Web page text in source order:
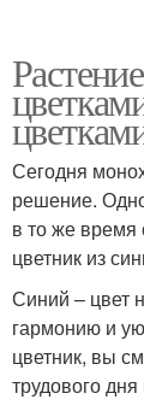
Сегодня
решение.
в то же
цветник из
Синий – цвет
гармонию и
цветник, вы
трудового